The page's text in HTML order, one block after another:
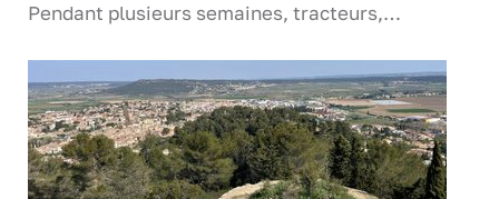
Pendant plusieurs semaines, tracteurs,…